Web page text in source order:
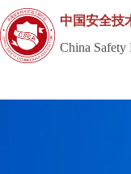
中国安全技
China Safety